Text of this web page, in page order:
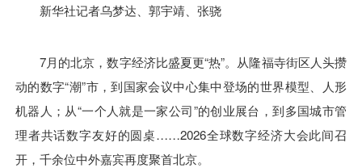
新华社记者乌梦达、郭宇靖、张骁
7月的北京，数字经济比盛夏更“热”。从隆福寺街区人头攒
动的数字“潮”市，到国家会议中心集中登场的世界模型、人形
机器人；从“一个人就是一家公司”的创业展台，到多国城市管
理者共话数字友好的圆桌……2026全球数字经济大会此间召
开，千余位中外嘉宾再度聚首北京。